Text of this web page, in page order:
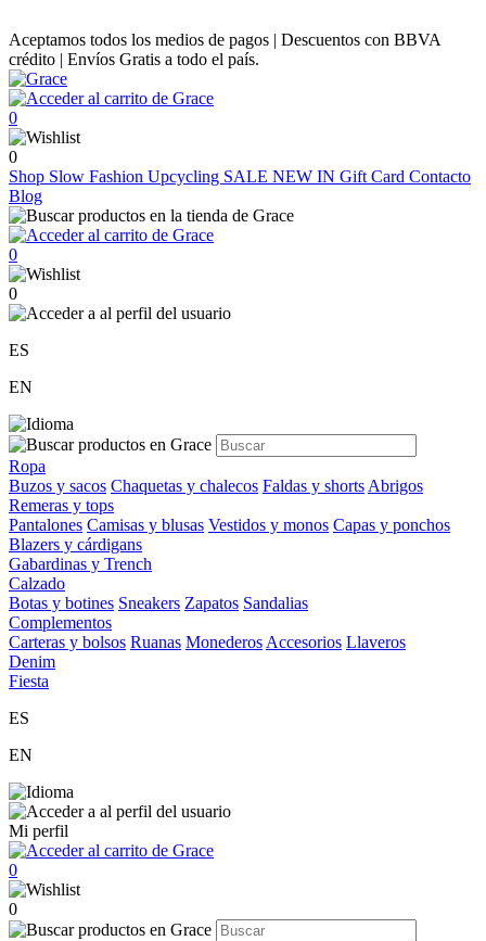
Aceptamos todos los medios de pagos | Descuentos con BBVA
crédito | Envíos Gratis a todo el país.
0
0
Shop Slow Fashion Upcycling SALE NEW IN Gift Card Contacto
Blog
0
0
ES
EN
Ropa
Buzos y sacos Chaquetas y chalecos Faldas y shorts Abrigos
Remeras y tops
Pantalones Camisas y blusas Vestidos y monos Capas y ponchos
Blazers y cárdigans
Gabardinas y Trench
Calzado
Botas y botines Sneakers Zapatos Sandalias
Complementos
Carteras y bolsos Ruanas Monederos Accesorios Llaveros
Denim
Fiesta
ES
EN
Mi perfil
0
0